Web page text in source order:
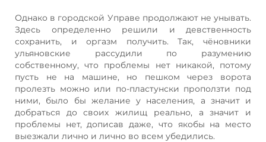
Однако в городской Управе продолжают не унывать.
Здесь определенно решили и девственность
сохранить, и оргазм получить. Так, чёновники
ульяновские рассудили по разумению
собственному, что проблемы нет никакой, потому
пусть не на машине, но пешком через ворота
пролезть можно или по-пластунски проползти под
ними, было бы желание у населения, а значит и
добраться до своих жилищ реально, а значит и
проблемы нет, дописав даже, что якобы на место
выезжали лично и лично во всем убедились.